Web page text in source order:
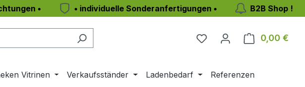
• • individuelle Sonderanfertigungen • B2B Shop !
Du hast 0 Produkte auf
0,00 €
Vitrinen Verkaufsständer Ladenbedarf
Referenzen